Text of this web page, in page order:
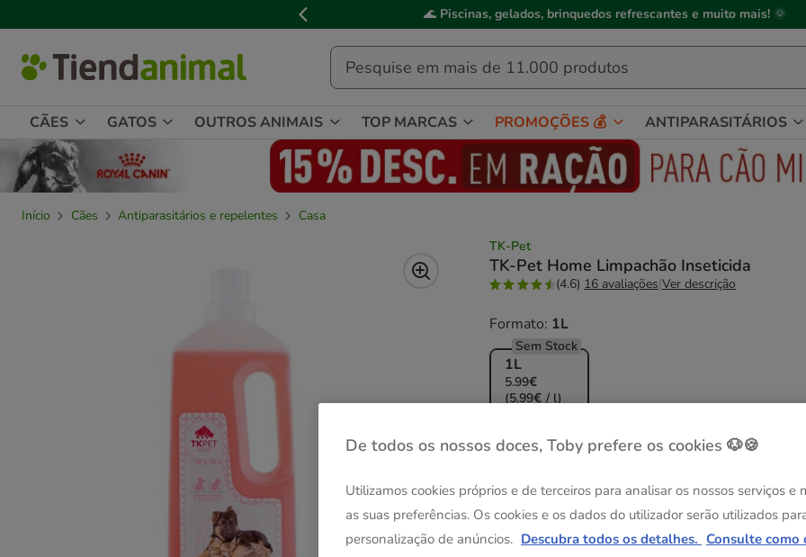
de
mensagem,
Click&Collect: compre online, recolha em2h, mediante disponibilidade
CÃES GATOS OUTROS ANIMAIS TOP MARCAS PROMOÇÕES 💰 ANTIPARASITÁRIOS
Início Cães Antiparasitários e repelentes
Casa
TK-Pet
TK-Pet Home Limpachão Inseticida
(4.6) 16 avaliações|Ver descrição
Formato: 1L
1L
Sem Stock
5.99€
(5.99€ / l)
Não perca estas promoções!
-40% na 2ª un
Direto numa seleção de
da Tk-Pet. Ver condições
De todos os nossos doces, Toby prefere os cookies 🐶🍪
Utilizamos cookies próprios e de terceiros para analisar os nossos serviços e
as suas preferências. Os cookies e os dados do utilizador serão utilizados
personalização de anúncios. Descubra todos os detalhes. Consulte como